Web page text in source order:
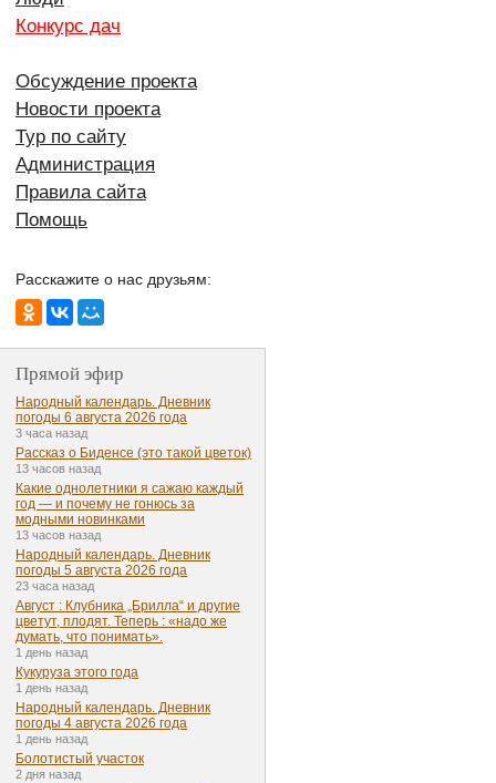
Конкурс дач
Обсуждение проекта
Новости проекта
Тур по сайту
Администрация
Правила сайта
Помощь
Расскажите о нас друзьям:
Прямой эфир
Народный календарь. Дневник
погоды 6 августа 2026 года
3 часа назад
Рассказ о Биденсе (это такой цветок)
13 часов назад
Какие однолетники я сажаю каждый
год — и почему не гонюсь за
модными новинками
13 часов назад
Народный календарь. Дневник
погоды 5 августа 2026 года
23 часа назад
Август : Клубника „Брилла“ и другие
цветут, плодят. Теперь : «надо же
думать, что понимать».
1 день назад
Кукуруза этого года
1 день назад
Народный календарь. Дневник
погоды 4 августа 2026 года
1 день назад
Болотистый участок
2 дня назад